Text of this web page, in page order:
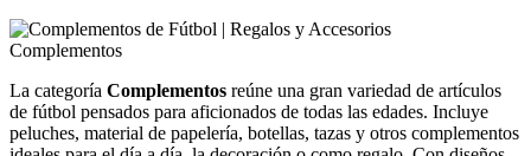
Complementos
La categoría Complementos reúne una gran variedad de artículos
de fútbol pensados para aficionados de todas las edades. Incluye
peluches, material de papelería, botellas, tazas y otros complementos